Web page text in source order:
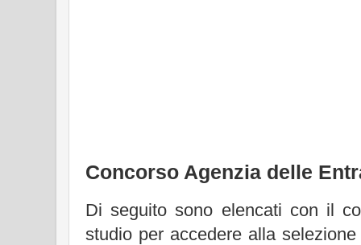
Concorso Agenzia delle
Di seguito sono elencati con il
studio per accedere alla